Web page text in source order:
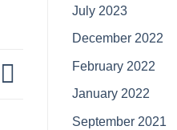
July 2023
December 2022
February 2022
January 2022
September 2021